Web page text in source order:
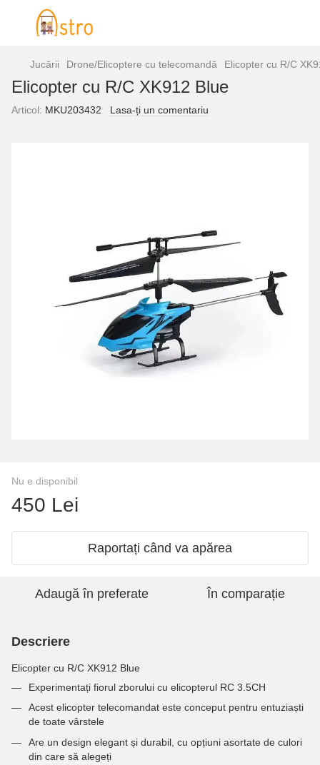
Jucării Drone/Elicoptere cu telecomandă Elicopter cu R/C
Elicopter cu R/C XK912 Blue
Articol: MKU203432 Lasa-ți un comentariu
Nu e disponibil
450 Lei
Raportați când va apărea
Adaugă în preferate În comparație
Descriere
Elicopter cu R/C XK912 Blue
Experimentați fiorul zborului cu elicopterul RC 3.5CH
Acest elicopter telecomandat este conceput pentru entuziaști
de toate vârstele
Are un design elegant și durabil, cu opțiuni asortate de culori
din care să alegeți